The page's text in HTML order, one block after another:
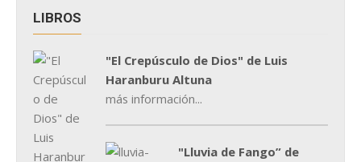
LIBROS
"El Crepúsculo de Dios" de Luis
Haranburu Altuna
más información...
"Lluvia de Fango” de